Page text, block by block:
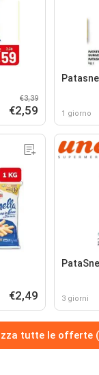
€3,39
€2,59 1 giorno
€2,49 3 giorni
tutte le offerte